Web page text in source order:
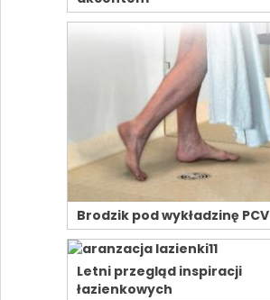
Brodzik pod wykładzinę PCV
Letni przegląd inspiracji
łazienkowych